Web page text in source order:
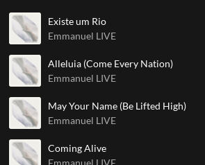
Existe um Rio
Emmanuel LIVE
Alleluia (Come Every Nation)
Emmanuel LIVE
May Your Name (Be Lifted High)
Emmanuel LIVE
Coming Alive
Emmanuel LIVE